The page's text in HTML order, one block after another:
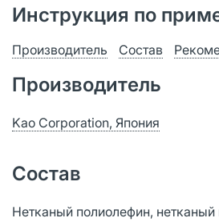
Инструкция по
Производитель Состав
Производитель
Kao Corporation, Япония
Состав
Нетканый полиолефин,